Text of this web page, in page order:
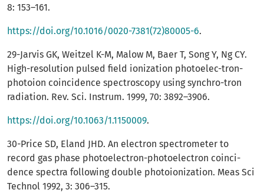
8: 153–161.
https://doi.org/10.1016/0020-7381(72)80005-6.
29-Jarvis GK, Weitzel K-M, Malow M, Baer T, Song Y, Ng CY.
High-resolution pulsed field ionization photoelec-tron-
photoion coincidence spectroscopy using synchro-tron
radiation. Rev. Sci. Instrum. 1999, 70: 3892–3906.
https://doi.org/10.1063/1.1150009.
30-Price SD, Eland JHD. An electron spectrometer to
record gas phase photoelectron-photoelectron coinci-
dence spectra following double photoionization. Meas Sci
Technol 1992, 3: 306–315.